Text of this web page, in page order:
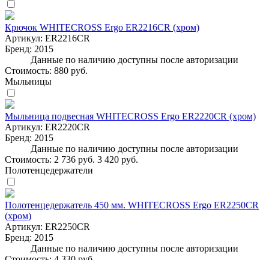
Крючок WHITECROSS Ergo ER2216CR (хром)
Артикул: ER2216CR
Бренд: 2015
Данные по наличию доступны после авторизации
Стоимость: 880 руб.
Мыльницы
Мыльница подвесная WHITECROSS Ergo ER2220CR (хром)
Артикул: ER2220CR
Бренд: 2015
Данные по наличию доступны после авторизации
Стоимость: 2 736 руб. 3 420 руб.
Полотенцедержатели
Полотенцедержатель 450 мм. WHITECROSS Ergo ER2250CR
(хром)
Артикул: ER2250CR
Бренд: 2015
Данные по наличию доступны после авторизации